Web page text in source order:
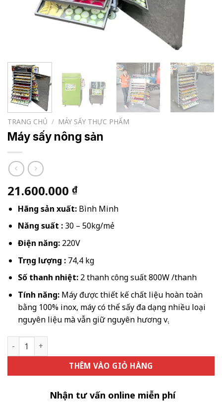
TRANG CHỦ / MÁY SẤY THỰC PHẨM
Máy sấy nông sản
21.600.000 ₫
Hãng sản xuất: Bình Minh
Năng suất : 30 – 50kg/mẻ
Điện năng: 220V
Trọng lượng : 74,4 kg
Số thanh nhiệt:2 thanh công suất 800W /thanh
Tính năng: Máy được thiết kế chất liệu hoàn toàn
bằng 100% inox, máy có thể sấy đa dạng nhiều loại
nguyên liệu mà vẫn giữ nguyên hương vị.
Máy sấy nông sản số lượng
THÊM VÀO GIỎ HÀNG
Nhận tư vấn online miễn phí